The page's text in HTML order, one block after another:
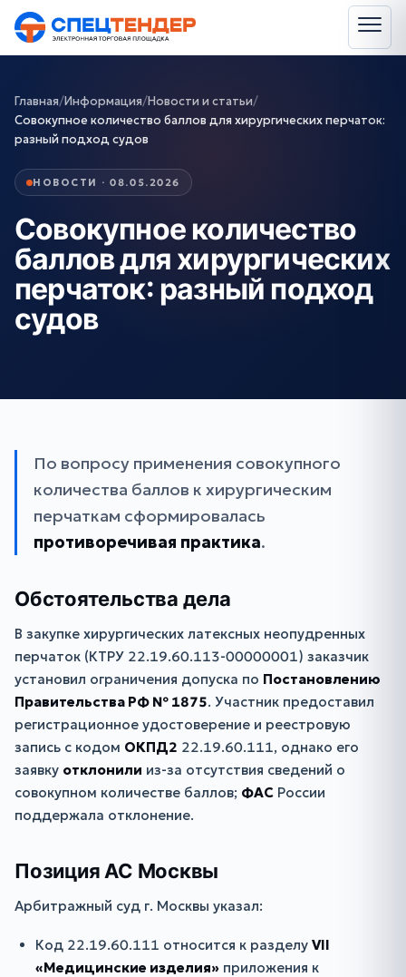
Главная/Информация/Новости и статьи/
Совокупное количество баллов для хирургических перчаток:
разный подход судов
НОВОСТИ · 08.05.2026
Совокупное количество
баллов для хирургических
перчаток: разный подход
судов
По вопросу применения совокупного
количества баллов к хирургическим
перчаткам сформировалась
противоречивая практика.
Обстоятельства дела
В закупке хирургических латексных неопудренных
перчаток (КТРУ 22.19.60.113-00000001) заказчик
установил ограничения допуска по Постановлению
Правительства РФ № 1875. Участник предоставил
регистрационное удостоверение и реестровую
запись с кодом ОКПД2 22.19.60.111, однако его
заявку отклонили из-за отсутствия сведений о
совокупном количестве баллов; ФАС России
поддержала отклонение.
Позиция АС Москвы
Арбитражный суд г. Москвы указал:
Код 22.19.60.111 относится к разделуVII
«Медицинские изделия» приложения к